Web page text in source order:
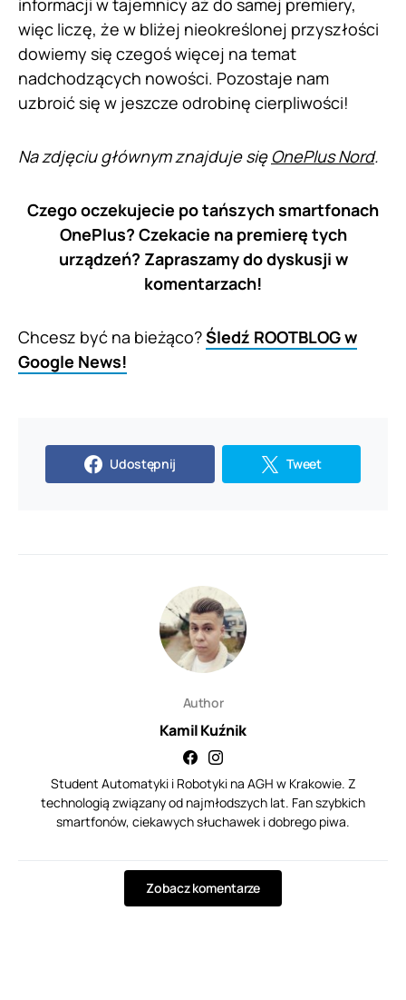
informacji w tajemnicy aż do samej premiery,
więc liczę, że w bliżej nieokreślonej przyszłości
dowiemy się czegoś więcej na temat
nadchodzących nowości. Pozostaje nam
uzbroić się w jeszcze odrobinę cierpliwości!
Na zdjęciu głównym znajduje sięOnePlus Nord.
Czego oczekujecie po tańszych smartfonach
OnePlus? Czekacie na premierę tych
urządzeń? Zapraszamy do dyskusji w
komentarzach!
Chcesz być na bieżąco?Śledź ROOTBLOG w
Google News!
Udostępnij Tweet
Author
Kamil Kuźnik
Student Automatyki i Robotyki na AGH w Krakowie. Z
technologią związany od najmłodszych lat. Fan szybkich
smartfonów, ciekawych słuchawek i dobrego piwa.
Zobacz komentarze